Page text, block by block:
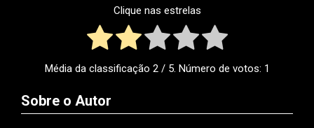
Clique nas estrelas
Média da classificação 2/ 5. Número de votos: 1
Sobre o Autor